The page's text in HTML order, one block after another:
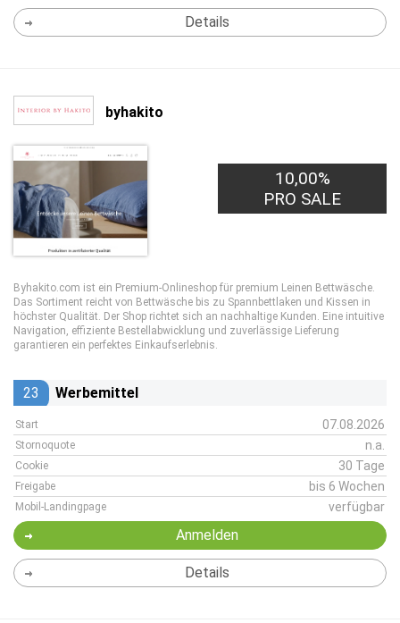
Details
byhakito
10,00%
PRO SALE
Byhakito.com ist ein Premium-Onlineshop für premium Leinen Bettwäsche.
Das Sortiment reicht von Bettwäsche bis zu Spannbettlaken und Kissen in
höchster Qualität. Der Shop richtet sich an nachhaltige Kunden. Eine intuitive
Navigation, effiziente Bestellabwicklung und zuverlässige Lieferung
garantieren ein perfektes Einkaufserlebnis.
23 Werbemittel
Start 07.08.2026
Stornoquote n.a.
Cookie 30 Tage
Freigabe bis 6 Wochen
Mobil-Landingpage verfügbar
Anmelden
Details